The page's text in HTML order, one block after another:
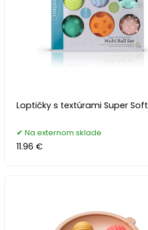
Loptičky s textúrami Super
Na externom sklade
11.96 €